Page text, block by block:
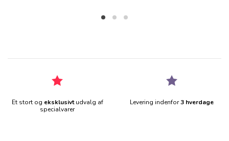
Et stort og eksklusivtudvalg af
specialvarer
Levering indenfor3 hverdage